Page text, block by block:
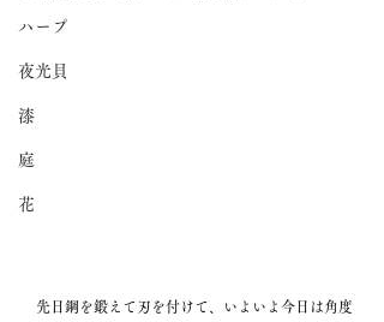
ハープ
夜光貝
漆
庭
花
先日鋼を鍛えて刃を付けて、いよいよ今日は角度